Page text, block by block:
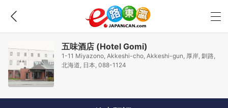
五味酒店 (Hotel Gomi)
1-11 Miyazono, Akkeshi-cho, Akkeshi-gun, 厚岸, 釧路,
北海道, 日本, 088-1124